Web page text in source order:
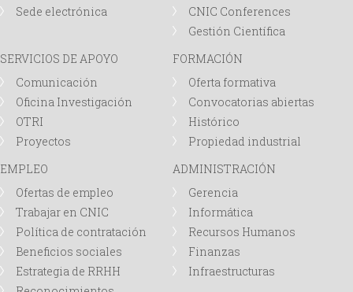
Sede electrónica
CNIC Conferences
Gestión Científica
SERVICIOS DE APOYO
Comunicación
Oficina Investigación
OTRI
Proyectos
FORMACIÓN
Oferta formativa
Convocatorias abiertas
Histórico
Propiedad industrial
EMPLEO
Ofertas de empleo
Trabajar en CNIC
Política de contratación
Beneficios sociales
Estrategia de RRHH
ADMINISTRACIÓN
Gerencia
Informática
Recursos Humanos
Finanzas
Infraestructuras